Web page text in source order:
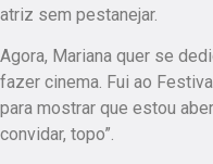
atriz sem pestanejar.
Agora, Mariana quer se
fazer cinema. Fui ao
para mostrar que estou
convidar, topo”.